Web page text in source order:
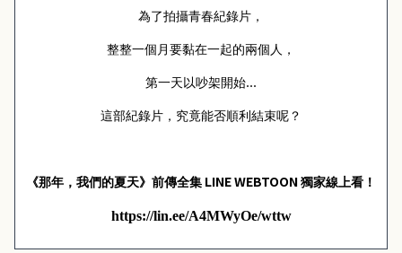
為了拍攝青春紀錄片，
整整一個月要黏在一起的兩個人，
第一天以吵架開始…
這部紀錄片，究竟能否順利結束呢？
《那年，我們的夏天》前傳全集 LINE WEBTOON獨家線上看！
https://lin.ee/A4MWyOe/wttw